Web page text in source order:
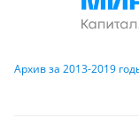
Архив за 2013-2019